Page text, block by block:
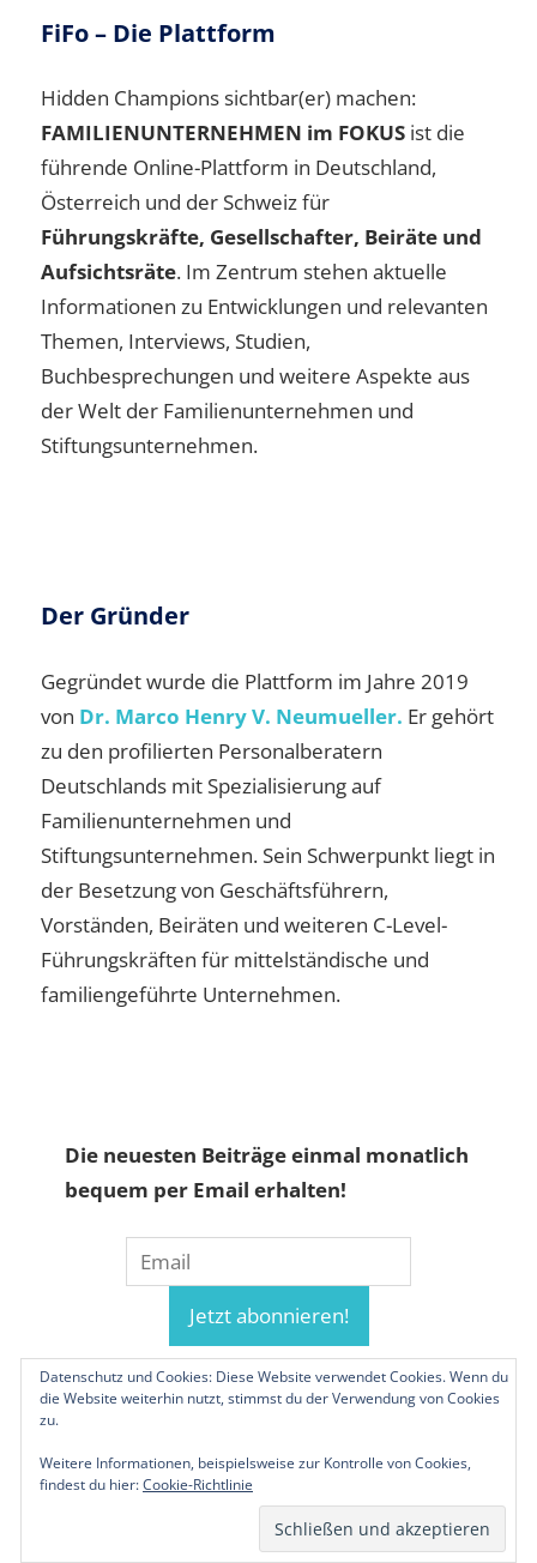
FiFo – Die Plattform
Hidden Champions sichtbar(er) machen:
FAMILIENUNTERNEHMEN im FOKUS ist die
führende Online-Plattform in Deutschland,
Österreich und der Schweiz für
Führungskräfte, Gesellschafter, Beiräte und
Aufsichtsräte. Im Zentrum stehen aktuelle
Informationen zu Entwicklungen und relevanten
Themen, Interviews, Studien,
Buchbesprechungen und weitere Aspekte aus
der Welt der Familienunternehmen und
Stiftungsunternehmen.
Der Gründer
Gegründet wurde die Plattform im Jahre 2019
von Dr. Marco Henry V. Neumueller. Er gehört
zu den profilierten Personalberatern
Deutschlands mit Spezialisierung auf
Familienunternehmen und
Stiftungsunternehmen. Sein Schwerpunkt liegt in
der Besetzung von Geschäftsführern,
Vorständen, Beiräten und weiteren C-Level-
Führungskräften für mittelständische und
familiengeführte Unternehmen.
Die neuesten Beiträge einmal monatlich
bequem per Email erhalten!
© 2019-2026 Familienunternehmen.eu. Alle
Rechte vorbehalten.
Datenschutz und Cookies: Diese Website verwendet Cookies. Wenn du
die Website weiterhin nutzt, stimmst du der Verwendung von Cookies
zu.
Weitere Informationen, beispielsweise zur Kontrolle von Cookies,
findest du hier:Cookie-Richtlinie